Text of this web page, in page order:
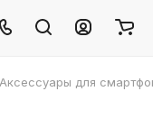
Аксессуары для